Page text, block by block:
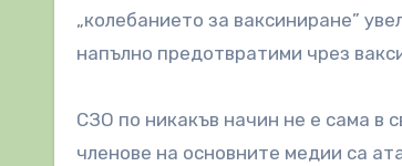
„колебанието за ваксиниране”
напълно предотвратими чрез
СЗО по никакъв начин не е сама в
членове на основните медии са